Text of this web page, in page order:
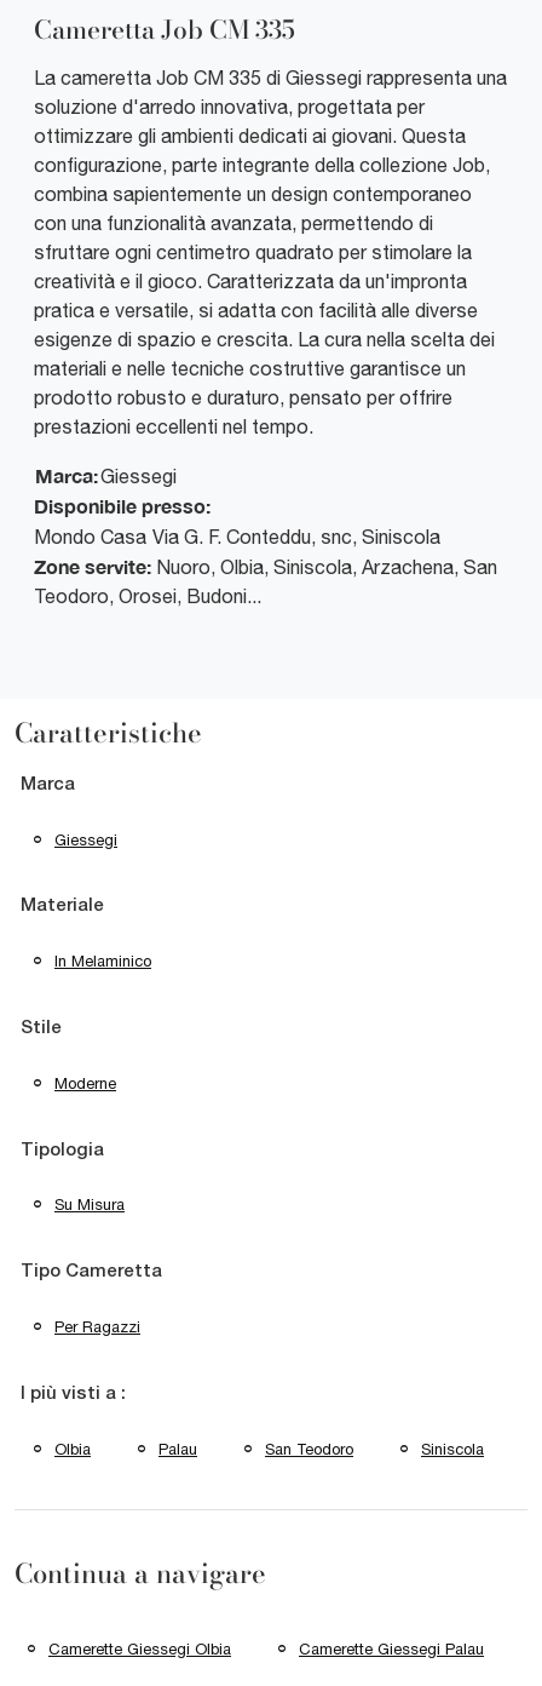
Cameretta Job CM 335
La cameretta Job CM 335 di Giessegi rappresenta una
soluzione d'arredo innovativa, progettata per
ottimizzare gli ambienti dedicati ai giovani. Questa
configurazione, parte integrante della collezione Job,
combina sapientemente un design contemporaneo
con una funzionalità avanzata, permettendo di
sfruttare ogni centimetro quadrato per stimolare la
creatività e il gioco. Caratterizzata da un'impronta
pratica e versatile, si adatta con facilità alle diverse
esigenze di spazio e crescita. La cura nella scelta dei
materiali e nelle tecniche costruttive garantisce un
prodotto robusto e duraturo, pensato per offrire
prestazioni eccellenti nel tempo.
Marca:Giessegi
Disponibile presso:
Mondo Casa Via G. F. Conteddu, snc, Siniscola
Zone servite: Nuoro, Olbia, Siniscola, Arzachena, San
Teodoro, Orosei, Budoni...
Caratteristiche
Marca
Giessegi
Materiale
In Melaminico
Stile
Moderne
Tipologia
Su Misura
Tipo Cameretta
Per Ragazzi
I più visti a :
Olbia Palau San Teodoro Siniscola
Continua a navigare
Camerette Giessegi Olbia Camerette Giessegi Palau